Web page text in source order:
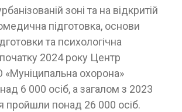
зоні та на відкритій
підготовка, основи
та психологічна
2024 року Центр
«Муніципальна охорона»
6 000 осіб, а загалом з 2023
пройшли понад 26 000 осіб.